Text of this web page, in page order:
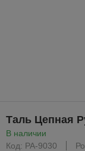
Таль Цепная
В наличии
Код: PA-9030